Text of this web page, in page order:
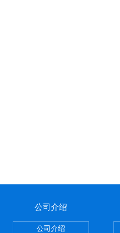
公司介绍
公司介绍